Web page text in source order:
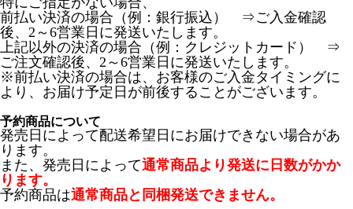
前払い決済の場合（例：銀行振込） ⇒ご入金確認
後、2～6営業日に発送いたします。
上記以外の決済の場合（例：クレジットカード） ⇒
ご注文確認後、2～6営業日に発送いたします。
※前払い決済の場合は、お客様のご入金タイミングに
より、お届け予定日が前後することがございます。
予約商品について
発売日によって配送希望日にお届けできない場合があ
ります。
また、発売日によって通常商品より発送に日数がかか
ります。
予約商品は通常商品と同梱発送できません。